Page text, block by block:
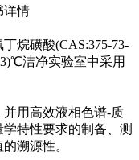
详情
烷磺酸(CAS:375-73-
洁净实验室中采用
用高效液相色谱-质
特性要求的制备、测
溯源性。